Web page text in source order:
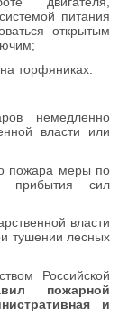
питания
открытым
торфяниках.
немедленно
власти или
пожара меры по
сил
власти
тушении лесных
Российской
пожарной
и